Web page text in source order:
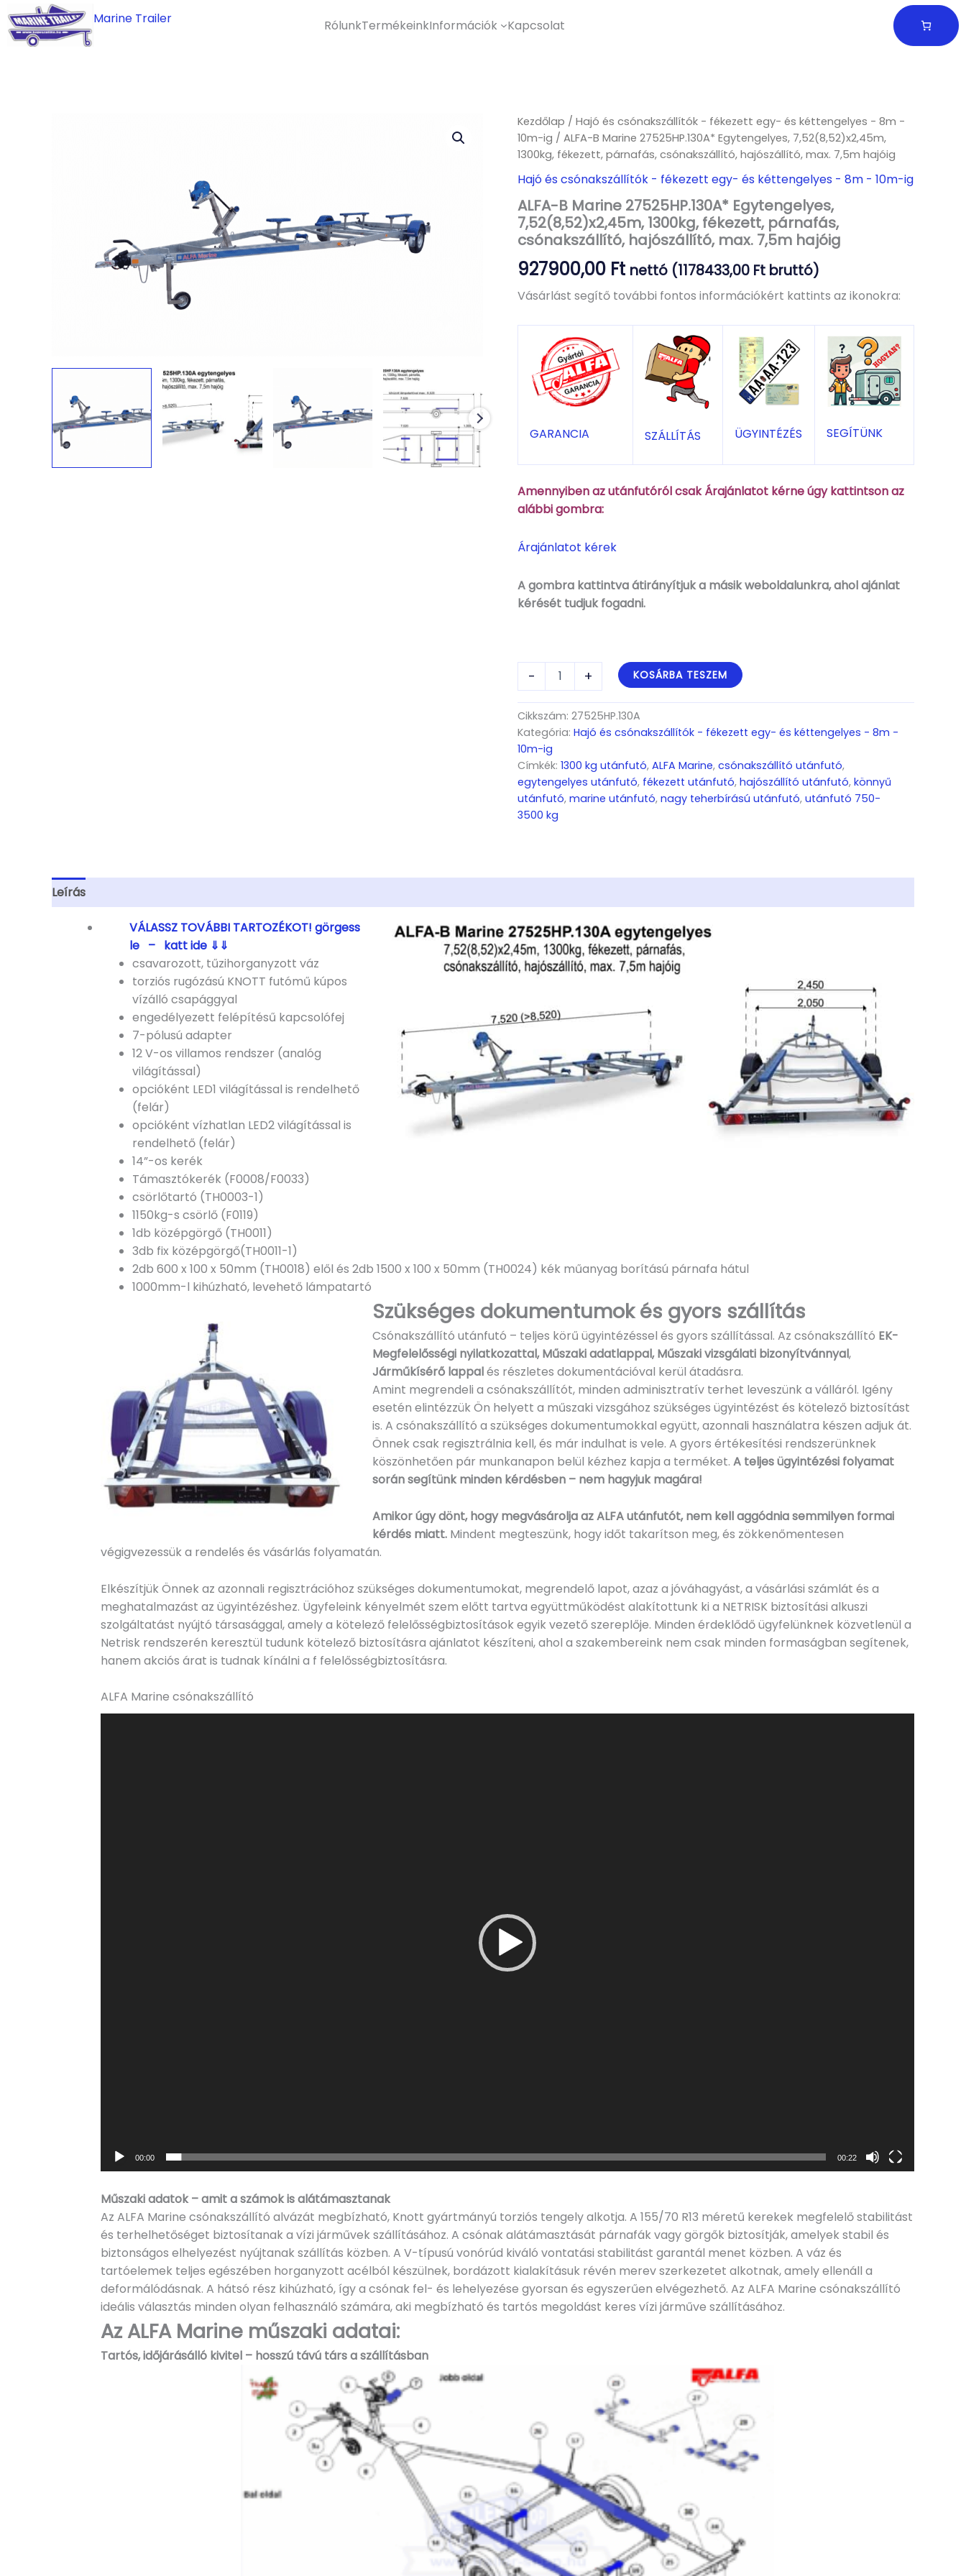
to
content
Marine Trailer RólunkTermékeinkInformációk Kapcsolat
Kezdőlap / Hajó és csónakszállítók - fékezett egy- és kéttengelyes - 8m -
10m-ig / ALFA-B Marine 27525HP.130A* Egytengelyes, 7,52(8,52)x2,45m,
1300kg, fékezett, párnafás, csónakszállító, hajószállító, max. 7,5m hajóig
Hajó és csónakszállítók - fékezett egy- és kéttengelyes - 8m - 10m-ig
ALFA-B Marine 27525HP.130A* Egytengelyes,
7,52(8,52)x2,45m, 1300kg, fékezett, párnafás,
csónakszállító, hajószállító, max. 7,5m hajóig
927900,00 Ft nettó (1178433,00 Ft bruttó)
Vásárlást segítő további fontos információkért kattints az ikonokra:
GARANCIA SZÁLLÍTÁS ÜGYINTÉZÉS SEGÍTÜNK
Amennyiben az utánfutóról csak Árajánlatot kérne úgy kattintson az
alábbi gombra:
Árajánlatot kérek
A gombra kattintva átirányítjuk a másik weboldalunkra, ahol ajánlat
kérését tudjuk fogadni.
-
27525HP.130A*
Egytengelyes,
7,52(8,52)x2,45m,
1300kg,
fékezett,
párnafás,
csónakszállító,
hajószállító,
+ KOSÁRBA TESZEM
Cikkszám: 27525HP.130A
Kategória: Hajó és csónakszállítók - fékezett egy- és kéttengelyes - 8m -
10m-ig
Címkék: 1300 kg utánfutó, ALFA Marine, csónakszállító utánfutó,
egytengelyes utánfutó, fékezett utánfutó, hajószállító utánfutó, könnyű
utánfutó, marine utánfutó, nagy teherbírású utánfutó, utánfutó 750-
3500 kg
Leírás
VÁLASSZ TOVÁBBI TARTOZÉKOT! görgess
le – katt ide ⇓⇓
csavarozott, tűzihorganyzott váz
torziós rugózású KNOTT futómű kúpos
vízálló csapággyal
engedélyezett felépítésű kapcsolófej
7-pólusú adapter
12 V-os villamos rendszer (analóg
világítással)
opcióként LED1 világítással is rendelhető
(felár)
opcióként vízhatlan LED2 világítással is
rendelhető (felár)
14”-os kerék
Támasztókerék (F0008/F0033)
csörlőtartó (TH0003-1)
1150kg-s csörlő (F0119)
1db középgörgő (TH0011)
3db fix középgörgő(TH0011-1)
2db 600 x 100 x 50mm (TH0018) elől és 2db 1500 x 100 x 50mm (TH0024) kék műanyag borítású párnafa hátul
1000mm-l kihúzható, levehető lámpatartó
Szükséges dokumentumok és gyors szállítás
Csónakszállító utánfutó – teljes körű ügyintézéssel és gyors szállítással. Az csónakszállító EK-
Megfelelősségi nyilatkozattal, Műszaki adatlappal, Műszaki vizsgálati bizonyítvánnyal,
Járműkísérő lappalés részletes dokumentációval kerül átadásra.
Amint megrendeli a csónakszállítót, minden adminisztratív terhet leveszünk a válláról. Igény
esetén elintézzük Ön helyett a műszaki vizsgához szükséges ügyintézést és kötelező biztosítást
is. A csónakszállító a szükséges dokumentumokkal együtt, azonnali használatra készen adjuk át.
Önnek csak regisztrálnia kell, és már indulhat is vele. A gyors értékesítési rendszerünknek
köszönhetően pár munkanapon belül kézhez kapja a terméket. A teljes ügyintézési folyamat
során segítünk minden kérdésben – nem hagyjuk magára!
Amikor úgy dönt, hogy megvásárolja az ALFA utánfutót, nem kell aggódnia semmilyen formai
kérdés miatt. Mindent megteszünk, hogy időt takarítson meg, és zökkenőmentesen
végigvezessük a rendelés és vásárlás folyamatán.
Elkészítjük Önnek az azonnali regisztrációhoz szükséges dokumentumokat, megrendelő lapot, azaz a jóváhagyást, a vásárlási számlát és a
meghatalmazást az ügyintézéshez. Ügyfeleink kényelmét szem előtt tartva együttműködést alakítottunk ki a NETRISK biztosítási alkuszi
szolgáltatást nyújtó társasággal, amely a kötelező felelősségbiztosítások egyik vezető szereplője. Minden érdeklődő ügyfelünknek közvetlenül a
Netrisk rendszerén keresztül tudunk kötelező biztosításra ajánlatot készíteni, ahol a szakembereink nem csak minden formaságban segítenek,
hanem akciós árat is tudnak kínálni a f felelősségbiztosításra.
ALFA Marine csónakszállító
00:00 00:22
Műszaki adatok – amit a számok is alátámasztanak
Az ALFA Marine csónakszállító alvázát megbízható, Knott gyártmányú torziós tengely alkotja. A 155/70 R13 méretű kerekek megfelelő stabilitást
és terhelhetőséget biztosítanak a vízi járművek szállításához. A csónak alátámasztását párnafák vagy görgők biztosítják, amelyek stabil és
biztonságos elhelyezést nyújtanak szállítás közben. A V-típusú vonórúd kiváló vontatási stabilitást garantál menet közben. A váz és
tartóelemek teljes egészében horganyzott acélból készülnek, bordázott kialakításuk révén merev szerkezetet alkotnak, amely ellenáll a
deformálódásnak. A hátsó rész kihúzható, így a csónak fel- és lehelyezése gyorsan és egyszerűen elvégezhető. Az ALFA Marine csónakszállító
ideális választás minden olyan felhasználó számára, aki megbízható és tartós megoldást keres vízi járműve szállításához.
Az ALFA Marine műszaki adatai:
Tartós, időjárásálló kivitel – hosszú távú társ a szállításban